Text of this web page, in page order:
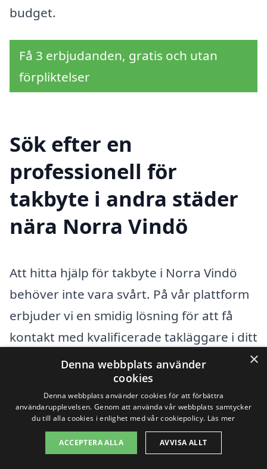
budget.
Få 3 erbjudanden, gratis och utan
förpliktelser
Sök efter en
professionell för
takbyte i andra städer
nära Norra Vindö
Att hitta hjälp för takbyte i Norra Vindö
behöver inte vara svårt. På vår plattform
erbjuder vi en smidig lösning för att få
kontakt med kvalificerade takläggare i ditt
närområde. Om du letar efter en
professionell för takbyte i Norra Vindö,
kanske du även vill överväga företag i
omkringliggande städer. Här är några
alternativ som kan vara värda att titta
×
Denna webbplats använder
cookies
Denna webbplats använder cookies för att förbättra
användarupplevelsen. Genom att använda vår webbplats samtycker
du till alla cookies i enlighet med vår cookiepolicy. Läs mer
ACCEPTERA ALLA AVVISA ALLT